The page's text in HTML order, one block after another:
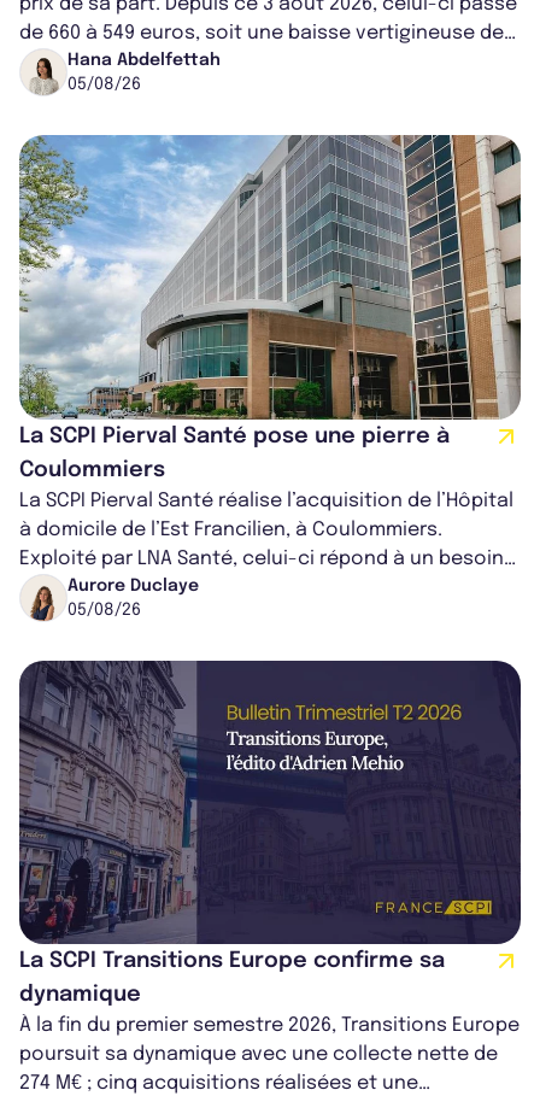
prix de sa part. Depuis ce 3 août 2026, celui-ci passe
de 660 à 549 euros, soit une baisse vertigineuse de
16,82%. Cette nouvell...
Hana Abdelfettah
05/08/26
La SCPI Pierval Santé pose une pierre à
Coulommiers
La SCPI Pierval Santé réalise l’acquisition de l’Hôpital
à domicile de l’Est Francilien, à Coulommiers.
Exploité par LNA Santé, celui-ci répond à un besoin
médical croissant, qui s...
Aurore Duclaye
05/08/26
La SCPI Transitions Europe confirme sa
dynamique
À la fin du premier semestre 2026, Transitions Europe
poursuit sa dynamique avec une collecte nette de
274 M€ ; cinq acquisitions réalisées et une